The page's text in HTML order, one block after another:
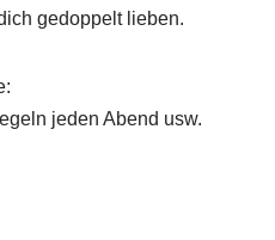
gedoppelt lieben.
jeden Abend usw.